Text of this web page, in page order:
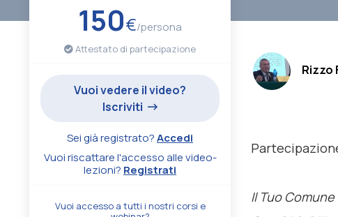
150€/persona
Attestato di partecipazione
Vuoi vedere il video?
Iscriviti
Sei già registrato?Accedi
Vuoi riscattare l'accesso alle video-
lezioni? Registrati
Vuoi accesso a tutti i nostri corsi e
Rizzo
Il Tuo